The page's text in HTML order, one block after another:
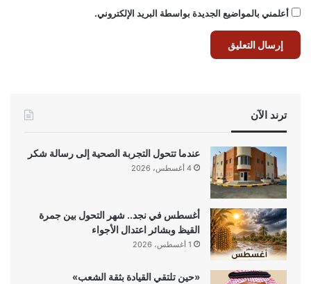
أعلمني بالمواضيع الجديدة بواسطة البريد الإلكتروني.
ترند الآن
عندما تتحول التجربة الصحية إلى رسالة شكر
4 أغسطس، 2026
أغسطس في نجد.. شهر التحول بين جمرة
القيظ وبشائر اعتدال الأجواء
1 أغسطس، 2026
«حين تلتقي القيادة بثقة الشعب»